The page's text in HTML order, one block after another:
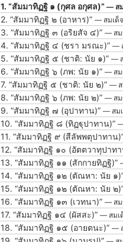
1. “สัมมาทิฏฐิ ๑ (กุศล อกุศล)” — ส
2. “สัมมาทิฏฐิ ๒ (อาหาร)” — สมเด็
3. “สัมมาทิฏฐิ ๓ (อริยสัจ ๔)” — สม
4. “สัมมาทิฏฐิ ๔ (ชรา มรณะ)” —
5. “สัมมาทิฏฐิ ๕ (ชาติ: นัย ๑)” —
6. “สัมมาทิฏฐิ ๖ (ภพ: นัย ๑)” — สม
7. “สัมมาทิฏฐิ ๕ (ชาติ: นัย ๒)” — ส
8. “สัมมาทิฏฐิ ๖ (ภพ: นัย ๒)” — สม
9. “สัมมาทิฏฐิ ๗ (อุปาทาน)” — สม
10. “สัมมาทิฏฐิ ๘ (ทิฏฐุปาทาน)”
11. “สัมมาทิฏฐิ ๙ (สืลัพพตุปาทาน
12. “สัมมาทิฏฐิ ๑๐ (อัตตวาทุปาทา
13. “สัมมาทิฏฐิ ๑๑ (สักกายทิฏฐิ)”
14. “สัมมาทิฏฐิ ๑๒ (ตัณหา: นัย ๑
15. “สัมมาทิฏฐิ ๑๒ (ตัณหา: นัย ๒
16. “สัมมาทิฏฐิ ๑๓ (เวทนา)” — สม
17. “สัมมาทิฏฐิ ๑๔ (ผัสสะ)” — สมเ
18. “สัมมาทิฏฐิ ๑๕ (อายตนะ)” —